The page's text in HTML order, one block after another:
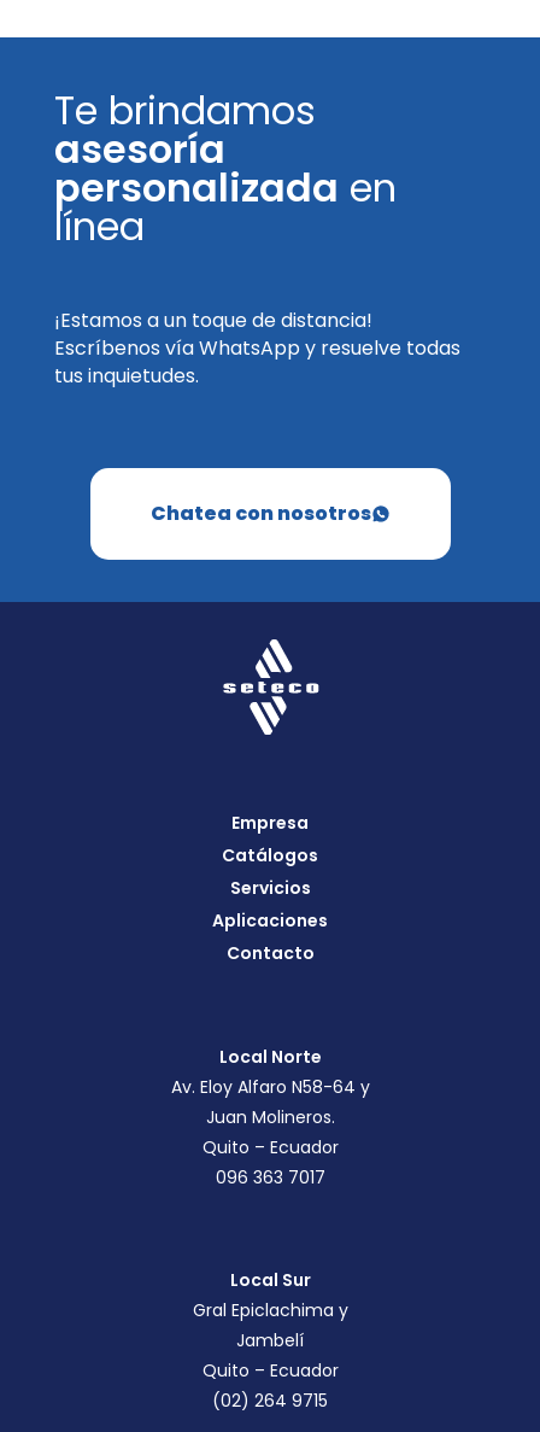
Te brindamos
asesoría
personalizada en
línea
¡Estamos a un toque de distancia!
Escríbenos vía WhatsApp y resuelve todas
tus inquietudes.
Chatea con nosotros
Empresa
Catálogos
Servicios
Aplicaciones
Contacto
Local Norte
Av. Eloy Alfaro N58-64 y
Juan Molineros.
Quito – Ecuador
096 363 7017
Local Sur
Gral Epiclachima y
Jambelí
Quito – Ecuador
(02) 264 9715